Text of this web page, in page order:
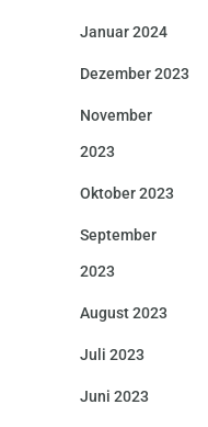
Januar 2024
Dezember 2023
November
2023
Oktober 2023
September
2023
August 2023
Juli 2023
Juni 2023